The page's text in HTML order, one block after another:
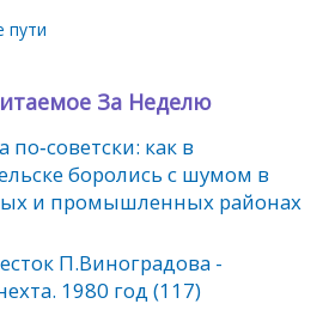
пути
За Неделю
как в
боролись с шумом в
и промышленных районах
П.Виноградова -
1980 год (117)